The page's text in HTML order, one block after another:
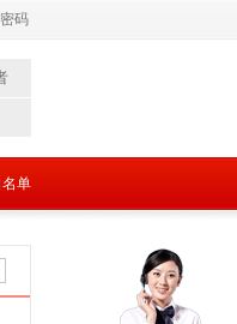
码
单